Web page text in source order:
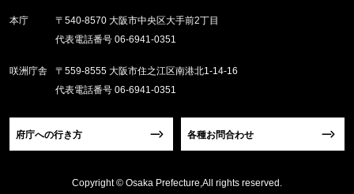
本庁
〒540-8570 大阪市中央区大手前2丁目
代表電話番号 06-6941-0351
咲洲庁舎
〒559-8555 大阪市住之江区南港北1-14-16
代表電話番号 06-6941-0351
府庁への行き方 各種お問合わせ
Copyright © Osaka Prefecture,All rights reserved.